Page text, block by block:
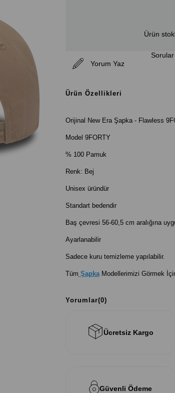
Ürün
Yorum Yaz
Ürün Özellikleri
Orijinal New Era Şapka - Flawless
Model 9FORTY
% 100 Pamuk
Renk: Bej
Unisex üründür
Standart bedendir
Baş çevresi 56-60,5 cm aralığına
Ayarlanabilir
Sadece kuru temizleme yapılabilir.
Tüm Şapka Modellerimizi Görmek
Yorumlar(0)
Ücretsiz Kargo
Güvenli Ödeme